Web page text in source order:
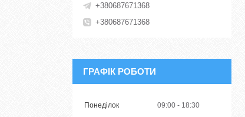
+380687671368
+380687671368
ГРАФІК РОБОТИ
Понеділок 09:00 18:30